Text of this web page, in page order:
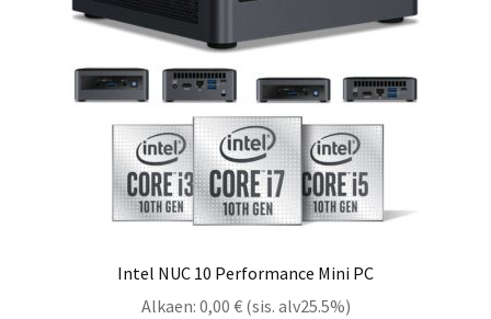
Intel NUC 10 Performance Mini PC
Alkaen: 0,00 €(sis. alv25.5%)